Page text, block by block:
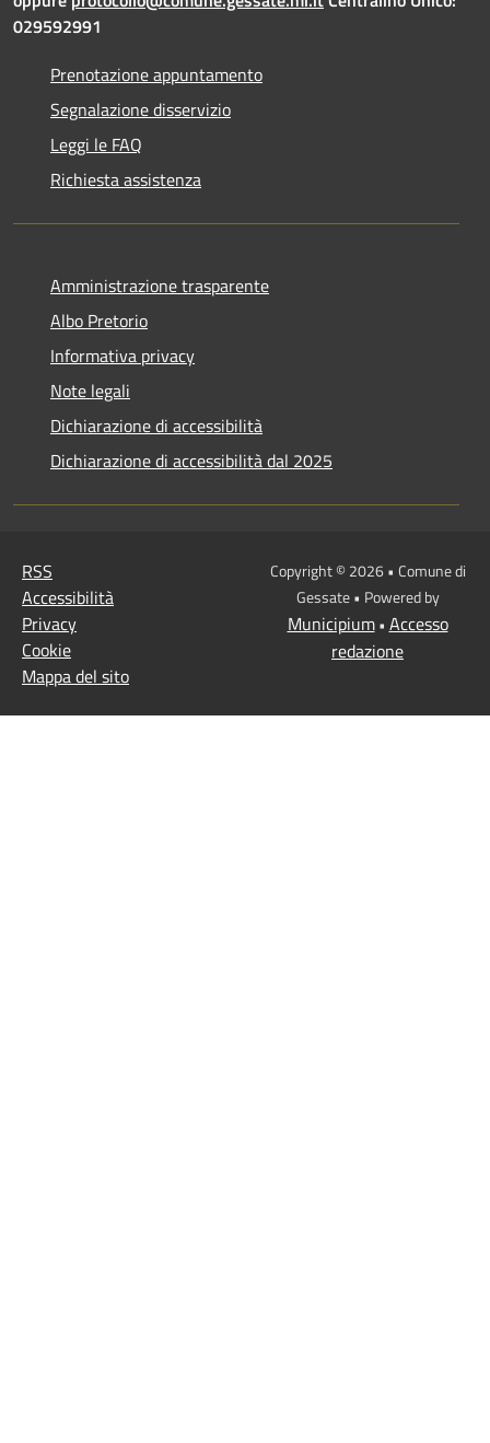
029592991
Prenotazione appuntamento
Segnalazione disservizio
Leggi le FAQ
Richiesta assistenza
Amministrazione trasparente
Albo Pretorio
Informativa privacy
Note legali
Dichiarazione di accessibilità
Dichiarazione di accessibilità dal 2025
RSS
Accessibilità
Privacy
Cookie
Mappa del sito
Copyright © 2026 • Comune di
Gessate • Powered by
Municipium• Accesso
redazione